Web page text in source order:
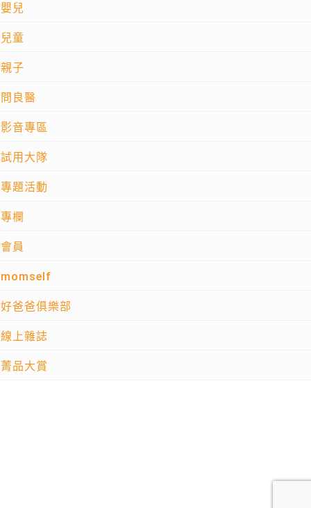
嬰兒
兒童
親子
問良醫
影音專區
試用大隊
專題活動
專欄
會員
momself
好爸爸俱樂部
線上雜誌
菁品大賞